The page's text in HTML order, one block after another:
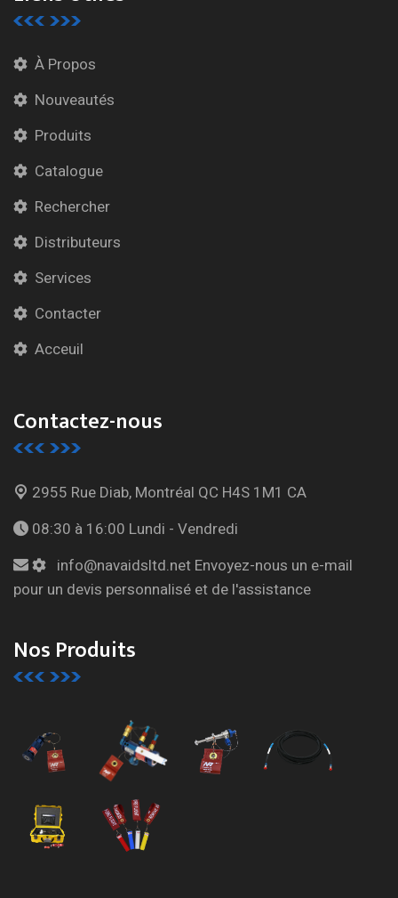
À Propos
Nouveautés
Produits
Catalogue
Rechercher
Distributeurs
Services
Contacter
Acceuil
Contactez-nous
2955 Rue Diab, Montréal QC H4S 1M1 CA
08:30 à 16:00 Lundi - Vendredi
info@navaidsltd.net Envoyez-nous un e-mail
pour un devis personnalisé et de l'assistance
Nos Produits